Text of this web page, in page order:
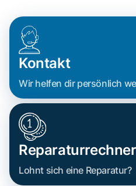
Kontakt
Wir helfen dir persönlich
Reparaturrechner
Lohnt sich eine Reparatur?